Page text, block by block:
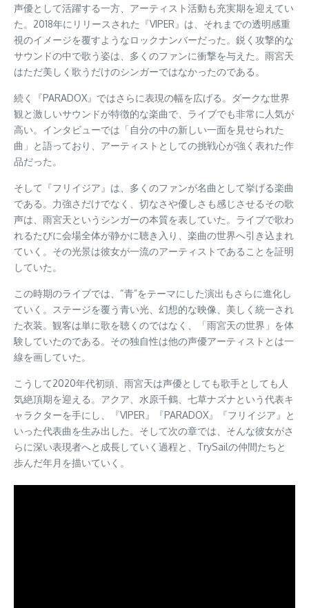
声優として活躍する一方、アーティスト活動も充実期を迎えてい
た。2018年にリリースされた『VIPER』は、それまでの透明感重
視のイメージを覆すようなロックナンバーだった。鋭く攻撃的な
サウンドの中で歌う姿は、多くのファンに衝撃を与えた。雨宮天
はただ美しく歌うだけのシンガーではなかったのである。
続く『PARADOX』ではさらに表現の幅を広げる。ダークな世界
観と激しいサウンドが特徴的な楽曲で、ライブでも非常に人気が
高い。インタビューでは「自分の中の新しい一面を見せられた
曲」と語っており、アーティストとしての挑戦心が強く表れた作
品だった。
そして『フリイジア』は、多くのファンが名曲として挙げる楽曲
である。力強さだけでなく、切なさや優しさも感じさせるその歌
声は、雨宮天というシンガーの本質を表していた。ライブで歌わ
れるたびに会場全体が静かに聴き入り、楽曲の世界へ引き込まれ
ていく。その光景は彼女が一流のアーティストであることを証明
していた。
この時期のライブでは、“青”をテーマにした演出もさらに進化し
ていく。ステージを覆う青い光、幻想的な映像、美しく統一され
た衣装。観客は単に歌を聴くのではなく、「雨宮天の世界」を体
験していたのである。その独自性は他の声優アーティストとは一
線を画していた。
こうして2020年代初頭、雨宮天は声優としても歌手としても人
気絶頂期を迎える。アクア、水原千鶴、七草ナズナという代表キ
ャラクターを手にし、『VIPER』『PARADOX』『フリイジア』と
いった代表曲を生み出した。そして次の章では、そんな彼女がさ
らに深い表現者へと成長していく過程と、TrySailの仲間たちと
歩んだ年月を描いていく。